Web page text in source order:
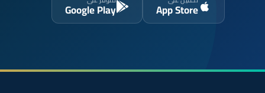
App Store
Google Play